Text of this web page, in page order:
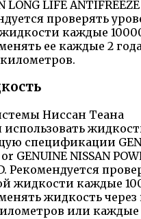
LONG LIFE
проверять
каждые
ее каждые 2
Ниссан Теана
использовать
спецификации
GENUINE NISSAN
Рекомендуется
жидкости каждые
жидкость
или каждые